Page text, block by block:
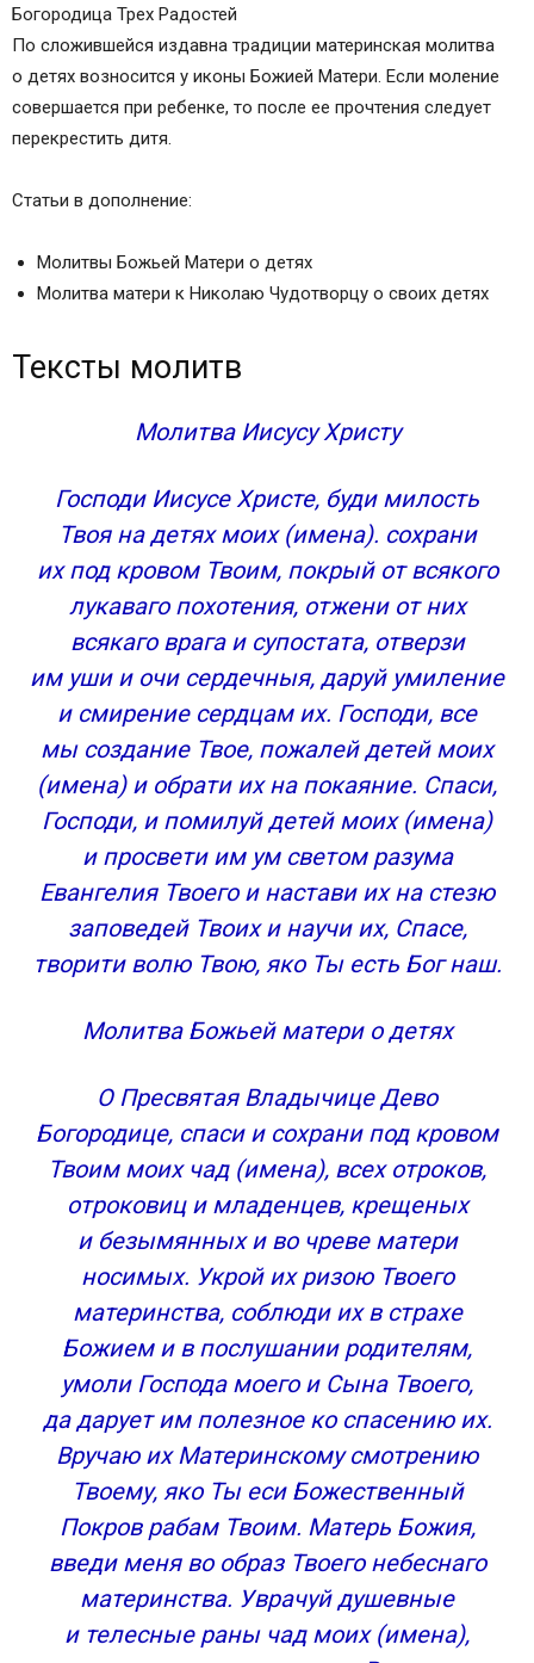
Материнская молитва к Богу
Молитва к Богу Создателю за чад своих
Молитва к Иисусу Христу за детей
Молитвы на здоровье ребёнку
Молитва к Иисусу Христу за детей (Моление о
Молитва к Троице за детей
В болезнях младенцев
Святой мученице Параскеве, нареченной
Великомученику Никите
Святым семи отрокам во Ефесе:
Дионисию, Ексакустодиану и Антонину
О покровительстве детям
Праведному Симеону Богоприимцу
Мученику Гавриилу Белостокскому
О развитии ума у детей и помощи в учении
Молитва ко Пресвятой Богородице пред
иконой Ее «Подательница ума» или
«Прибавление ума»
Молитва о плохо обучающемся отроке
МОЛИТВА ПЕРЕД УЧЕБОЙ
МОЛИТВА ПОСЛЕ УЧЕБЫ
Молитвы преподобному Сергию Радонежскому
чудотворцу для прибавления ума детям (можно
своих)
Пророку Науму о развитии ума у детей и
Молитва всем святым и бесплотным небесным
Молитва к Божией Матери перед иконой ее
«Воспитание»
Молитвы от воздействия на детей колдунов и
Священномученику Киприану и мученице
Иустине
Молитва всем святым и бесплотным небесным
силам
Молитвы родителей для защиты детей
Богородице для покрова над чадами
МОЛИТВА ДЛЯ ОХРАНЕНИИ ДЕТЕЙ ОТ
ИСКУШЕНИЙ МИРА, И О ЛЮБВИ И
ЕДИНОМЫСЛИИ МЕЖДУ РОДИТЕЛЯМИ И
ДЕТЬМИ
Молитва святым мученицам Вере, Надежде,
Любови и матери их Софии
Молитва Создателю за детей своих, чтобы те
Богородица Трех Радостей
По сложившейся издавна традиции материнская молитва
о детях возносится у иконы Божией Матери. Если моление
совершается при ребенке, то после ее прочтения следует
перекрестить дитя.
Статьи в дополнение:
Молитвы Божьей Матери о детях
Молитва матери к Николаю Чудотворцу о своих детях
Тексты молитв
Молитва Иисусу Христу
Господи Иисусе Христе, буди милость
Твоя на детях моих (имена). сохрани
их под кровом Твоим, покрый от всякого
лукаваго похотения, отжени от них
всякаго врага и супостата, отверзи
им уши и очи сердечныя, даруй умиление
и смирение сердцам их. Господи, все
мы создание Твое, пожалей детей моих
(имена) и обрати их на покаяние. Спаси,
Господи, и помилуй детей моих (имена)
и просвети им ум светом разума
Евангелия Твоего и настави их на стезю
заповедей Твоих и научи их, Спасе,
творити волю Твою, яко Ты есть Бог наш.
Молитва Божьей матери о детях
О Пресвятая Владычице Дево
Богородице, спаси и сохрани под кровом
Твоим моих чад (имена), всех отроков,
отроковиц и младенцев, крещеных
и безымянных и во чреве матери
носимых. Укрой их ризою Твоего
материнства, соблюди их в страхе
Божием и в послушании родителям,
умоли Господа моего и Сына Твоего,
да дарует им полезное ко спасению их.
Вручаю их Материнскому смотрению
Твоему, яко Ты еси Божественный
Покров рабам Твоим. Матерь Божия,
введи меня во образ Твоего небеснаго
материнства. Уврачуй душевные
и телесные раны чад моих (имена),